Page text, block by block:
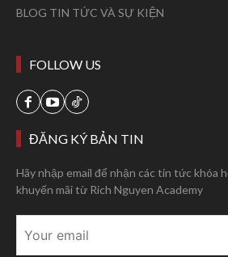
BLOG TIN TỨC VÀ SỰ KIỆN
FOLLOW US
ĐĂNG KÝ BẢN TIN
Hãy nhập email để nhận các tin tức khóa
khuyến mãi từ Rich Nguyen Academy